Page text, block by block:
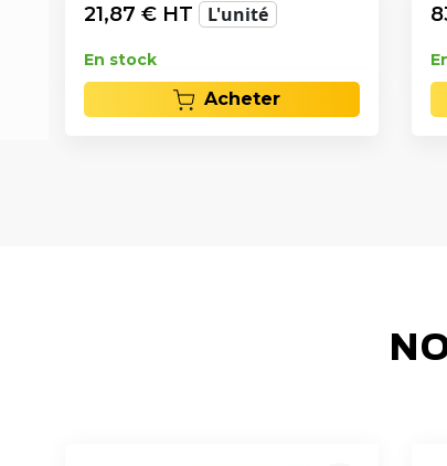
21,87 € HT L'unité
En stock
Acheter